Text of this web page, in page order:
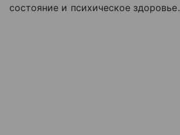
состояние и психическое здоровье.